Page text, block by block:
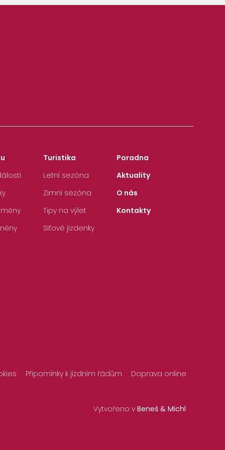
Turistika
Letní sezóna
Zimní sezóna
Tipy na výlet
Síťové jízdenky
Poradna
Aktuality
O nás
Kontakty
Připomínky k jízdním řádům Doprava online
Vytvořeno v Beneš & Michl